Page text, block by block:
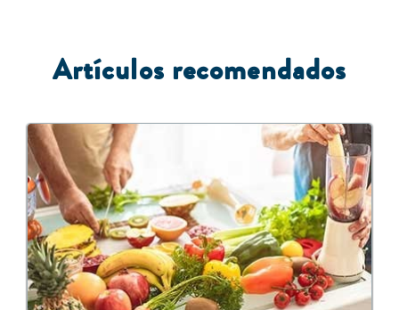
Artículos recomendados